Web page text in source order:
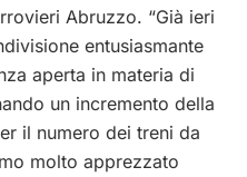
Abruzzo. “Già ieri
entusiasmante
aperta in materia di
un incremento della
il numero dei treni da
molto apprezzato